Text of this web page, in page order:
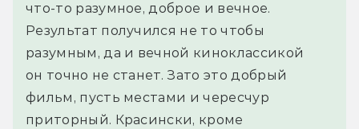
что-то разумное, доброе и вечное.
Результат получился не то чтобы
разумным, да и вечной киноклассикой
он точно не станет. Зато это добрый
фильм, пусть местами и чересчур
приторный. Красински, кроме